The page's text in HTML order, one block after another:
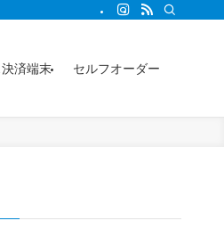
済端末 セルフオーダー